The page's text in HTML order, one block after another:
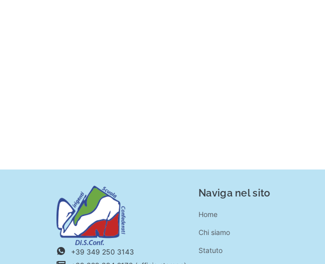
+39 349 250 3143
Naviga nel sito
Home
Chi siamo
Statuto